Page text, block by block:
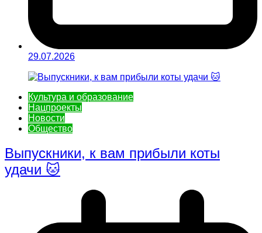
29.07.2026
Культура и образование
Нацпроекты
Новости
Общество
Выпускники, к вам прибыли коты
удачи 🐱